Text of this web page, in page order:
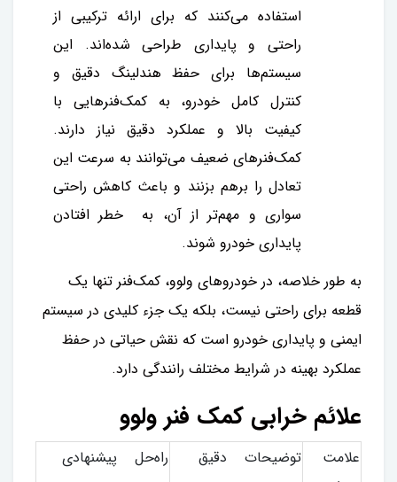
استفاده می‌کنند که برای ارائه ترکیبی از
راحتی و پایداری طراحی شده‌اند. این
سیستم‌ها برای حفظ هندلینگ دقیق و
کنترل کامل خودرو، به کمک‌فنرهایی با
کیفیت بالا و عملکرد دقیق نیاز دارند.
کمک‌فنرهای ضعیف می‌توانند به سرعت این
تعادل را برهم بزنند و باعث کاهش راحتی
سواری و مهم‌تر از آن، به خطر افتادن
پایداری خودرو شوند.
به طور خلاصه، در خودروهای ولوو، کمک‌فنر تنها یک
قطعه برای راحتی نیست، بلکه یک جزء کلیدی در سیستم
ایمنی و پایداری خودرو است که نقش حیاتی در حفظ
عملکرد بهینه در شرایط مختلف رانندگی دارد.
علائم خرابی کمک فنر ولوو
علامت
توضیحات دقیق راه‌حل پیشنهادی